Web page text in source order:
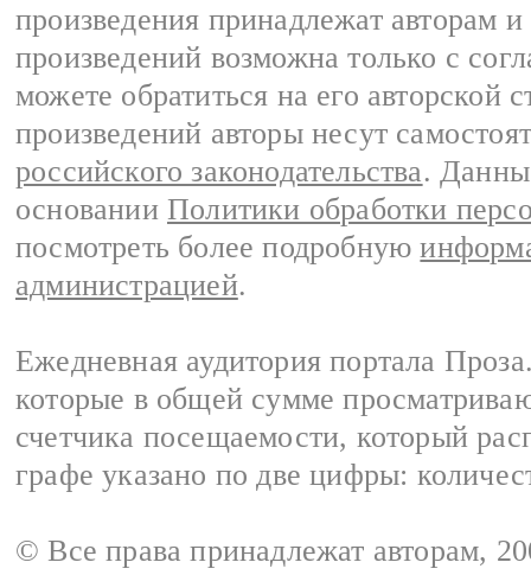
произведения принадлежат авторам
произведений возможна только с
можете обратиться на его авторской
произведений авторы несут
российского законодательства.
основании Политики обработки
посмотреть более подробную
администрацией.
Ежедневная аудитория портала
которые в общей сумме
счетчика посещаемости, который
графе указано по две цифры:
© Все права принадлежат авторам,